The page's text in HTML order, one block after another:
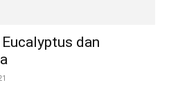
dan